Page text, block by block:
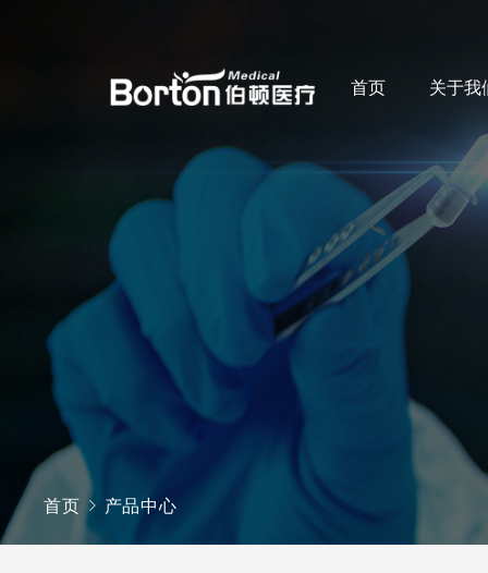
首页 关于我
首页 产品中心